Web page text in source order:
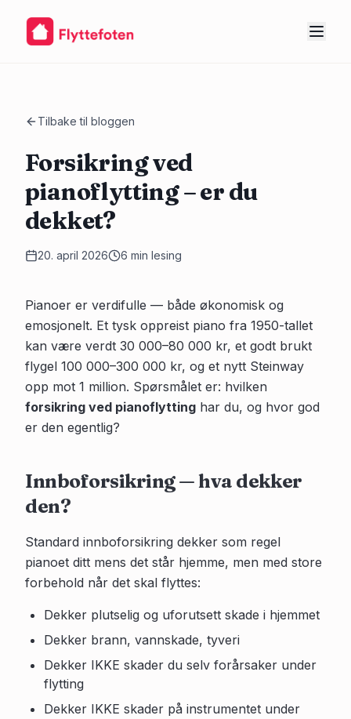
Tilbake til bloggen
Forsikring ved
pianoflytting – er du
dekket?
20. april 2026 6 min lesing
Pianoer er verdifulle — både økonomisk og
emosjonelt. Et tysk oppreist piano fra 1950-tallet
kan være verdt 30 000–80 000 kr, et godt brukt
flygel 100 000–300 000 kr, og et nytt Steinway
opp mot 1 million. Spørsmålet er: hvilken
forsikring ved pianoflytting har du, og hvor god
er den egentlig?
Innboforsikring — hva dekker
den?
Standard innboforsikring dekker som regel
pianoet ditt mens det står hjemme, men med store
forbehold når det skal flyttes:
Dekker plutselig og uforutsett skade i hjemmet
Dekker brann, vannskade, tyveri
Dekker IKKE skader du selv forårsaker under
flytting
Dekker IKKE skader på instrumentet under